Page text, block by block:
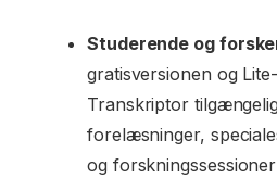
Studerende og
gratisversionen og
Transkriptor
forelæsninger,
og